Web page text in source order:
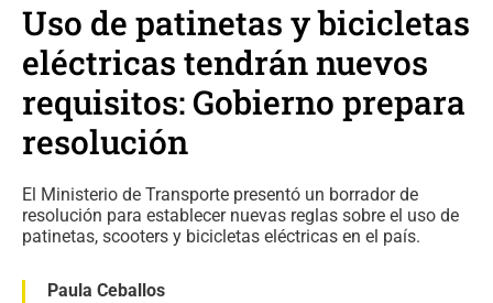
Uso de patinetas y bicicletas
eléctricas tendrán nuevos
requisitos: Gobierno prepara
resolución
El Ministerio de Transporte presentó un borrador de
resolución para establecer nuevas reglas sobre el uso de
patinetas, scooters y bicicletas eléctricas en el país.
Paula Ceballos